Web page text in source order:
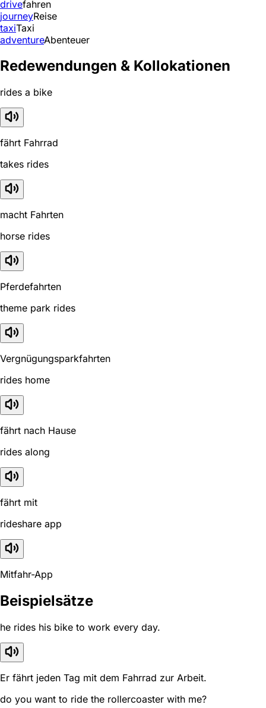
drivefahren
journeyReise
taxiTaxi
adventureAbenteuer
Redewendungen & Kollokationen
rides a bike
fährt Fahrrad
takes rides
macht Fahrten
horse rides
Pferdefahrten
theme park rides
Vergnügungsparkfahrten
rides home
fährt nach Hause
rides along
fährt mit
rideshare app
Mitfahr-App
Beispielsätze
he rides his bike to work every day.
Er fährt jeden Tag mit dem Fahrrad zur Arbeit.
do you want to ride the rollercoaster with me?